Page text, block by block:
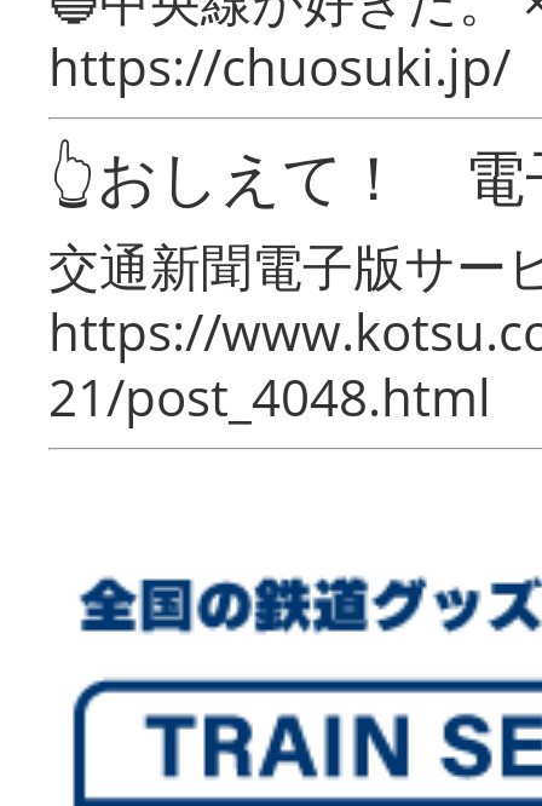
https://chuosuki.jp/
👆おしえて！ 電
交通新聞電子版サー
https://
21/post_4048.html